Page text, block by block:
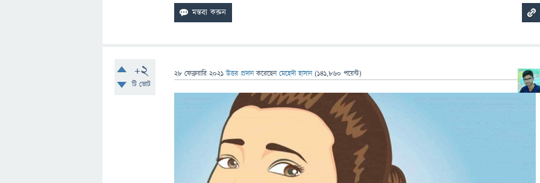
+2
টি ভোট
28 ফেব্রুয়ারি 2021 উত্তর প্রদান করেছেনমেহেদী হাসান (141,860 পয়েন্ট)